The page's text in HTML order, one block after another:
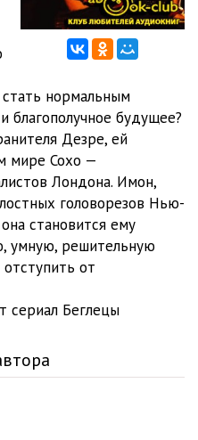
33:18
25:12
27:57
нормальным
благополучное будущее?
Дезре, ей
мире Сохо —
Лондона. Имон,
головорезов Нью-
становится ему
умную, решительную
от
сериал Беглецы